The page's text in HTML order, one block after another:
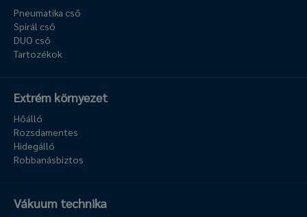
Pneumatika cső
Spirál cső
DUO cső
Tartozékok
Extrém környezet
Hőálló
Rozsdamentes
Hidegálló
Robbanásbiztos
Vákuum technika